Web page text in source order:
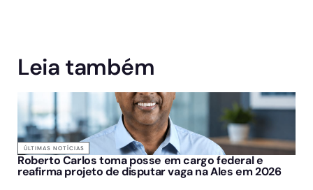
Leia também
ÚLTIMAS NOTÍCIAS
Roberto Carlos toma posse em cargo federal e
reafirma projeto de disputar vaga na Ales em 2026